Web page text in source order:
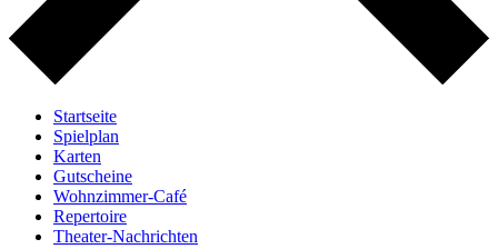
Startseite
Spielplan
Karten
Gutscheine
Wohnzimmer-Café
Repertoire
Theater-Nachrichten